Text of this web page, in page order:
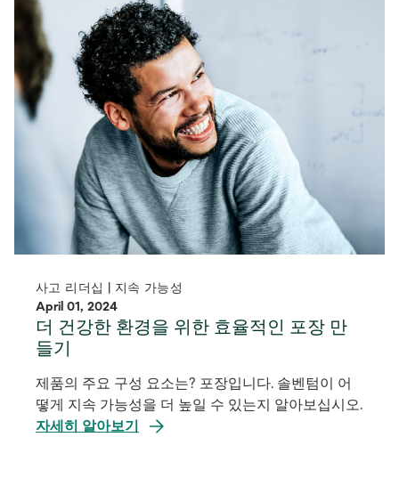
사고 리더십 | 지속 가능성
April 01, 2024
더 건강한 환경을 위한 효율적인 포장 만
들기
제품의 주요 구성 요소는? 포장입니다. 솔벤텀이 어
떻게 지속 가능성을 더 높일 수 있는지 알아보십시오.
자세히 알아보기